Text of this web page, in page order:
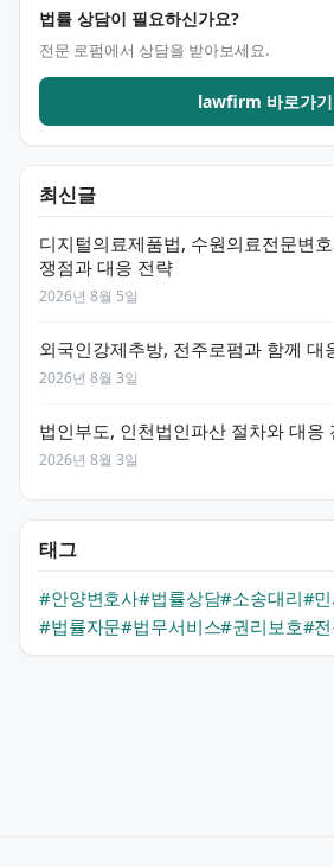
법률 상담이 필요하신가요?
전문 로펌에서 상담을 받아보세요.
lawfirm 바로가기
최신글
디지털의료제품법, 수원의료전문변
쟁점과 대응 전략
2026년 8월 5일
외국인강제추방, 전주로펌과 함께 대
2026년 8월 3일
법인부도, 인천법인파산 절차와 대응
2026년 8월 3일
태그
#안양변호사#법률상담#소송대리#
#법률자문#법무서비스#권리보호#